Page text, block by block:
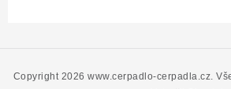
Copyright 2026www.cerpadlo-cerpadla.cz.